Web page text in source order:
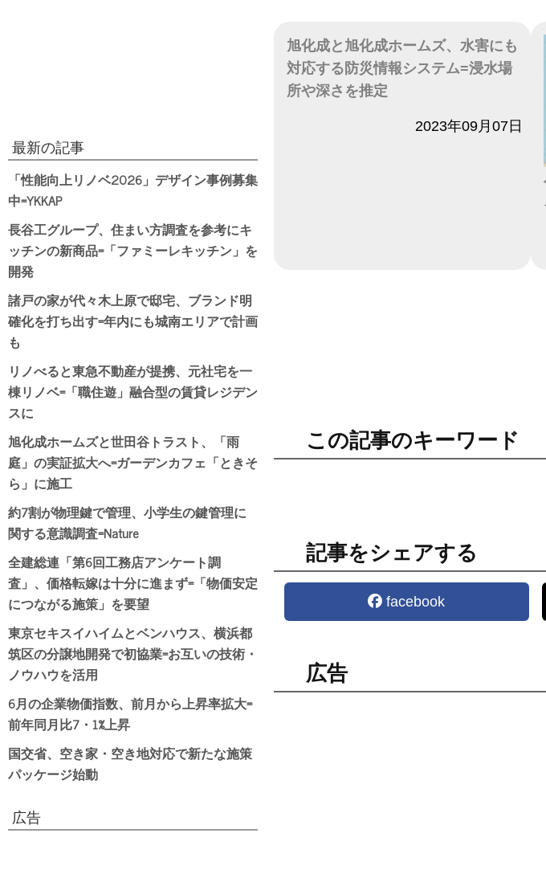
旭化成と旭化成ホームズ、水害にも
対応する防災情報システム=浸水場
所や深さを推定
2023年09月07日
この記事のキーワード
記事をシェアする
facebook
広告
最新の記事
「性能向上リノベ2026」デザイン事例募集
中=YKKAP
長谷工グループ、住まい方調査を参考にキ
ッチンの新商品=「ファミーレキッチン」を
開発
諸戸の家が代々木上原で邸宅、ブランド明
確化を打ち出す=年内にも城南エリアで計画
も
リノべると東急不動産が提携、元社宅を一
棟リノベ=「職住遊」融合型の賃貸レジデン
スに
旭化成ホームズと世田谷トラスト、「雨
庭」の実証拡大へ=ガーデンカフェ「ときそ
ら」に施工
約7割が物理鍵で管理、小学生の鍵管理に
関する意識調査=Nature
全建総連「第6回工務店アンケート調
査」、価格転嫁は十分に進まず=「物価安定
につながる施策」を要望
東京セキスイハイムとベンハウス、横浜都
筑区の分譲地開発で初協業=お互いの技術・
ノウハウを活用
6月の企業物価指数、前月から上昇率拡大=
前年同月比7・1%上昇
国交省、空き家・空き地対応で新たな施策
パッケージ始動
広告